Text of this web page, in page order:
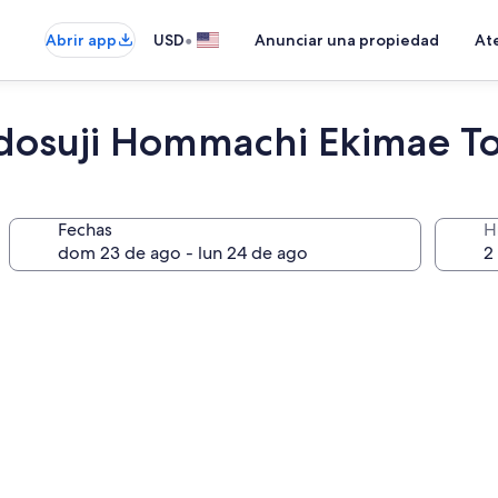
Abrir app USD• Anunciar una propiedad
Hommachi Ekimae
Fechas